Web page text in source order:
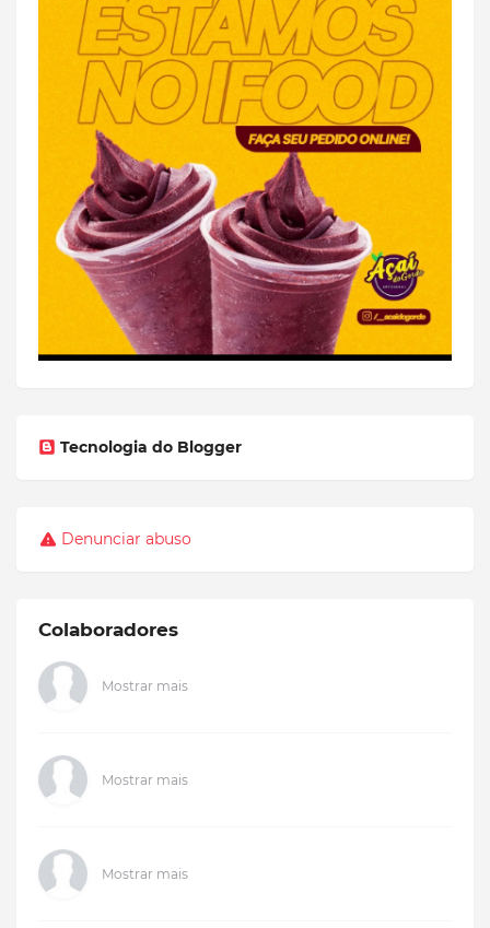
Tecnologia do Blogger
Denunciar abuso
Colaboradores
Mostrar mais
Mostrar mais
Mostrar mais